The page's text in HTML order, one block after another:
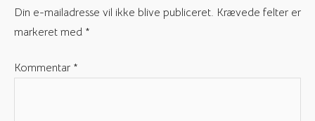
Din e-mailadresse vil ikke blive publiceret. Krævede felter er
markeret med *
Kommentar *